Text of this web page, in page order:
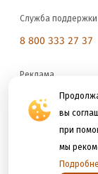
вы
при
мы
Служба поддержки
8 800 333 27 37
Реклама
Мы принимаем к